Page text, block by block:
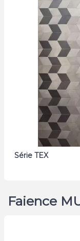
Série TEX
Faience